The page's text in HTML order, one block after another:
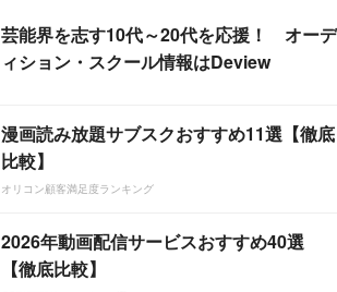
芸能界を志す10代～20代を応援！ オーデ
ィション・スクール情報はDeview
漫画読み放題サブスクおすすめ11選【徹底
比較】
オリコン顧客満足度ランキング
2026年動画配信サービスおすすめ40選
【徹底比較】